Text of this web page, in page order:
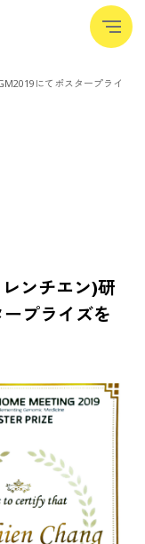
─
─
─
+
+
プ
シー
にてポスタープライ
ンチエン)研
プライズを